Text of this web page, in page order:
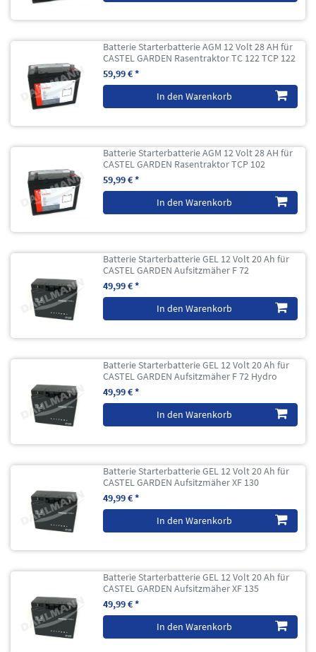
Batterie Starterbatterie AGM 12 Volt 28 AH für
CASTEL GARDEN Rasentraktor TC 122 TCP 122
59,99 € *
In den Warenkorb
Batterie Starterbatterie AGM 12 Volt 28 AH für
CASTEL GARDEN Rasentraktor TCP 102
59,99 € *
In den Warenkorb
Batterie Starterbatterie GEL 12 Volt 20 Ah für
CASTEL GARDEN Aufsitzmäher F 72
49,99 € *
In den Warenkorb
Batterie Starterbatterie GEL 12 Volt 20 Ah für
CASTEL GARDEN Aufsitzmäher F 72 Hydro
49,99 € *
In den Warenkorb
Batterie Starterbatterie GEL 12 Volt 20 Ah für
CASTEL GARDEN Aufsitzmäher XF 130
49,99 € *
In den Warenkorb
Batterie Starterbatterie GEL 12 Volt 20 Ah für
CASTEL GARDEN Aufsitzmäher XF 135
49,99 € *
In den Warenkorb